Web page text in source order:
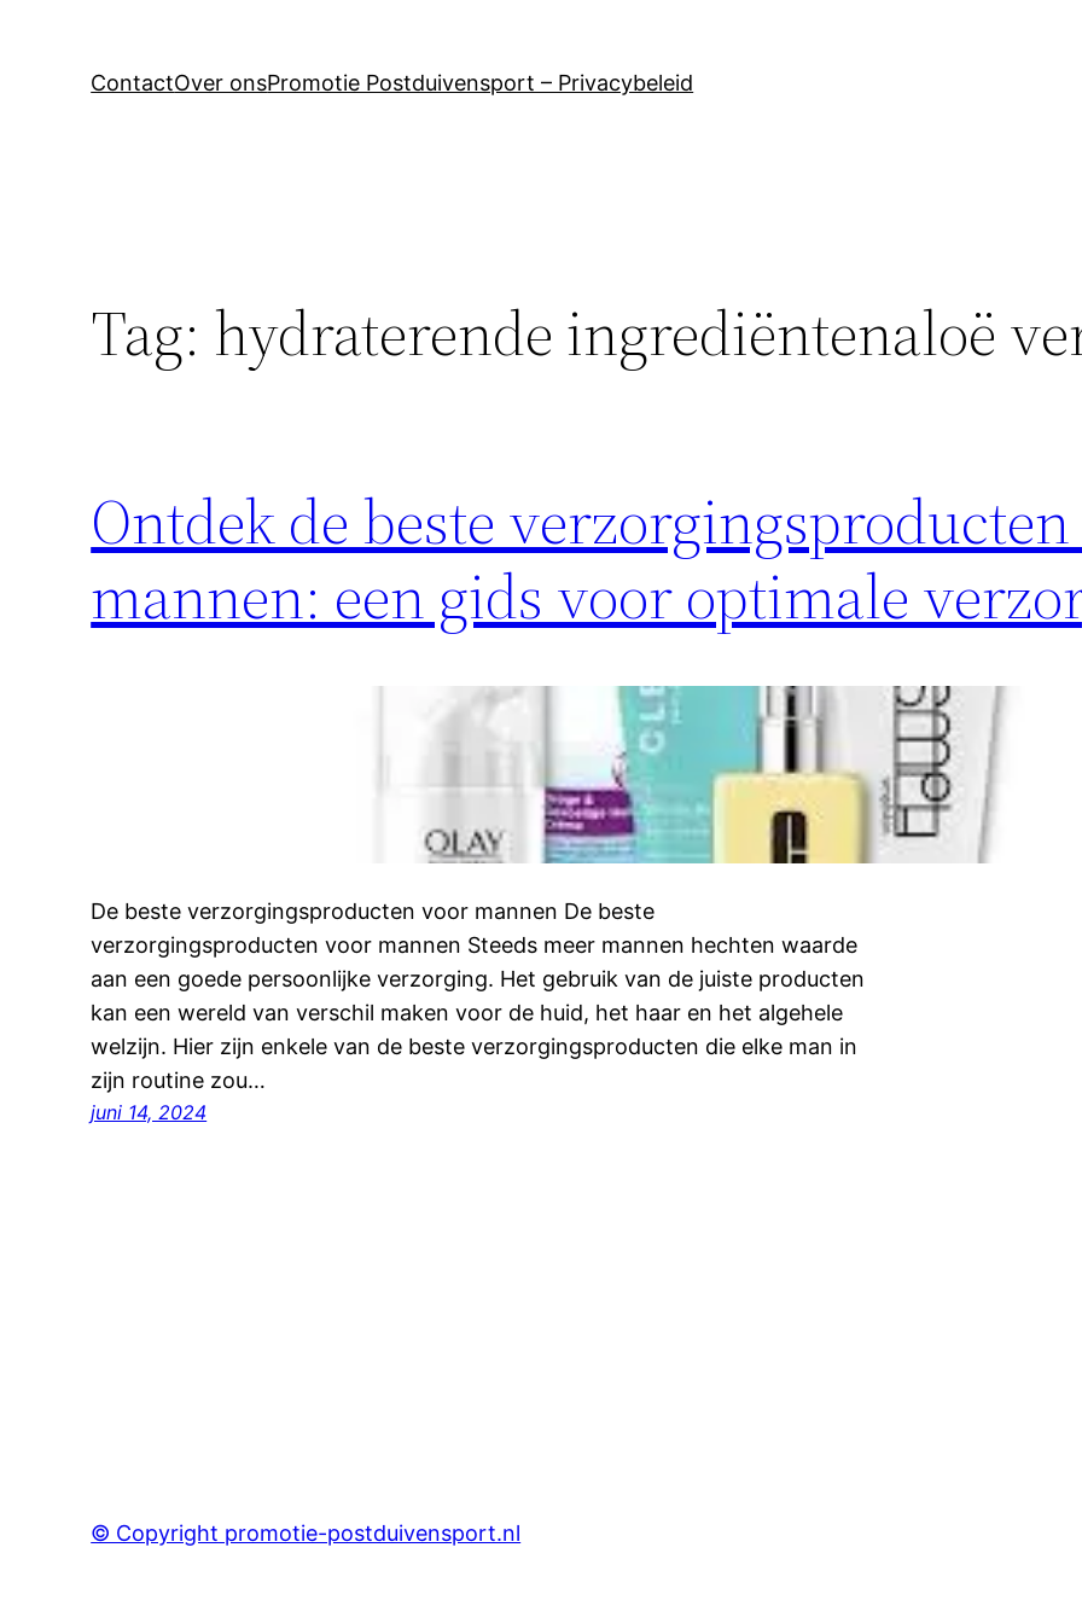
ContactOver onsPromotie Postduivensport – Privacybeleid
Tag: hydraterende ingrediëntenaloë
Ontdek de beste
mannen: een gids voor optimale
De beste verzorgingsproducten voor mannen De beste
verzorgingsproducten voor mannen Steeds meer mannen hechten waarde
aan een goede persoonlijke verzorging. Het gebruik van de juiste producten
kan een wereld van verschil maken voor de huid, het haar en het algehele
welzijn. Hier zijn enkele van de beste verzorgingsproducten die elke man in
zijn routine zou…
juni 14, 2024
© Copyright promotie-postduivensport.nl